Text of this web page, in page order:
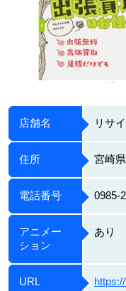
店舗名 リサ
住所 宮崎
電話番号 0985-
アニメー
ション
あり
URL